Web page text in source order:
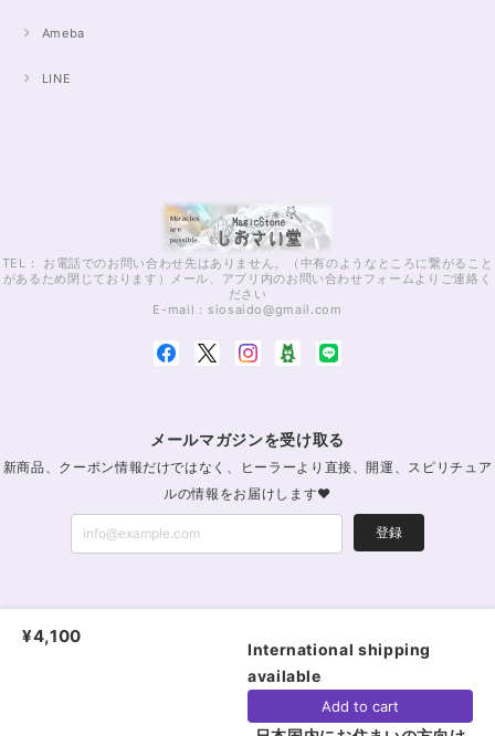
Ameba
LINE
TEL： お電話でのお問い合わせ先はありません。（中有のようなところに繋がること
があるため閉じております）メール、アプリ内のお問い合わせフォームよりご連絡く
ださい
E-mail： siosaido@gmail.com
メールマガジンを受け取る
新商品、クーポン情報だけではなく、ヒーラーより直接、開運、スピリチュア
ルの情報をお届けします♥
登録
パワーストーン通販・浄化｜MagicStoneしおさい堂｜レイキパワーストーン公式
|プライバシーポリシー 特定商取引法に基づく表記
¥4,100
International shipping
available
Add to cart
ショップに質問する